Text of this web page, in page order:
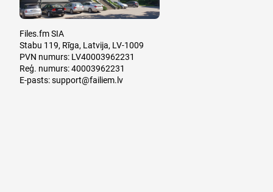
Files.fm SIA
Stabu 119, Rīga, Latvija, LV-1009
PVN numurs: LV40003962231
Reģ. numurs: 40003962231
E-pasts:support@failiem.lv